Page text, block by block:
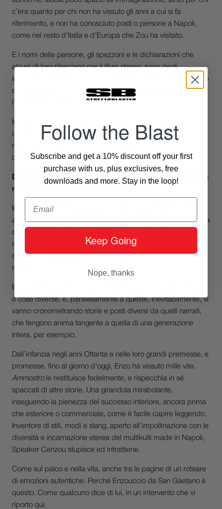
c’era quanto per chi non ha vissuto gli anni a cui si fa
riferimento, e non ha conosciuto posti o persone a Napoli,
come nel resto d’Italia e d’Europa che Zou ha visitato.
E i nomi delle persone, gli spezzoni e le dichiarazioni che
alcuni di loro rilasciano per il libro stesso, sono degli
intercalari extradiegetici che rendono ancora più forte il senso
della narrazione che completano, e rendono familiare tutto
l’insieme di cui fanno parte.
In maniera spontanea, il meccanismo scenico si arricchisce
di livelli interconnessi spontaneamente. E quel che viene fuori
non è levigatezza e non è patina, è viscere, natura umana,
con asperità e carnalità di vita.
Dare amore a chi ha buio nel cuore sembra essere una
missione, e senza dubbio per Enzo lo è.
Incontri, casualità, ossessioni e compulsioni, momenti di vita,
amori, sconfitte, malattie, traumi, misticismo: la pienezza della
dialettica di Speaker Cenzou raccoglie e lancia schegge di
memoria in molte direzioni. L’intreccio assomiglia ad una
cascata di sensazioni, una trance sciamanica da un altro
mondo.
E si sorride, si piange, ci si ritrova a rivivere e pensare a posti
e cose diverse, e, parallelamente a queste, inevitabilmente, si
vanno cronometrando storie e posti diversi da quelli narrati,
che tengono anima tangente a quella di una generazione
intera, per esempio.
Dall’infanzia negli anni Ottanta e nelle loro grandi premesse, e
promesse, fino al giorno d’oggi, Enzo ha vissuto mille vite.
Ammostrole restituisce fedelmente, e rispecchia in sé
spaccati di altre storie. Una girandola mirabolante,
inseguendo la pienezza del successo interiore, ancora prima
che esteriore o commerciale, come è facile capire leggendo.
Inventore di stili, modi e slang, aperto all’impollinazione con le
diversità e incarnazione eterea del multikulti made in Napoli,
Speaker Cenzou stupisce ed intrattiene.
Come sul palco e nella vita, anche tra le pagine di un roteare
di emozioni autentiche. Perché Enzouccio da San Gaetano è
questo. Come qualcuno dice di lui, in un intervento che vi
riporto qui.
Follow the Blast
Subscribe and get a 10% discount off your first
purchase with us, plus exclusives, free
downloads and more. Stay in the loop!
Email
Keep Going
Nope, thanks